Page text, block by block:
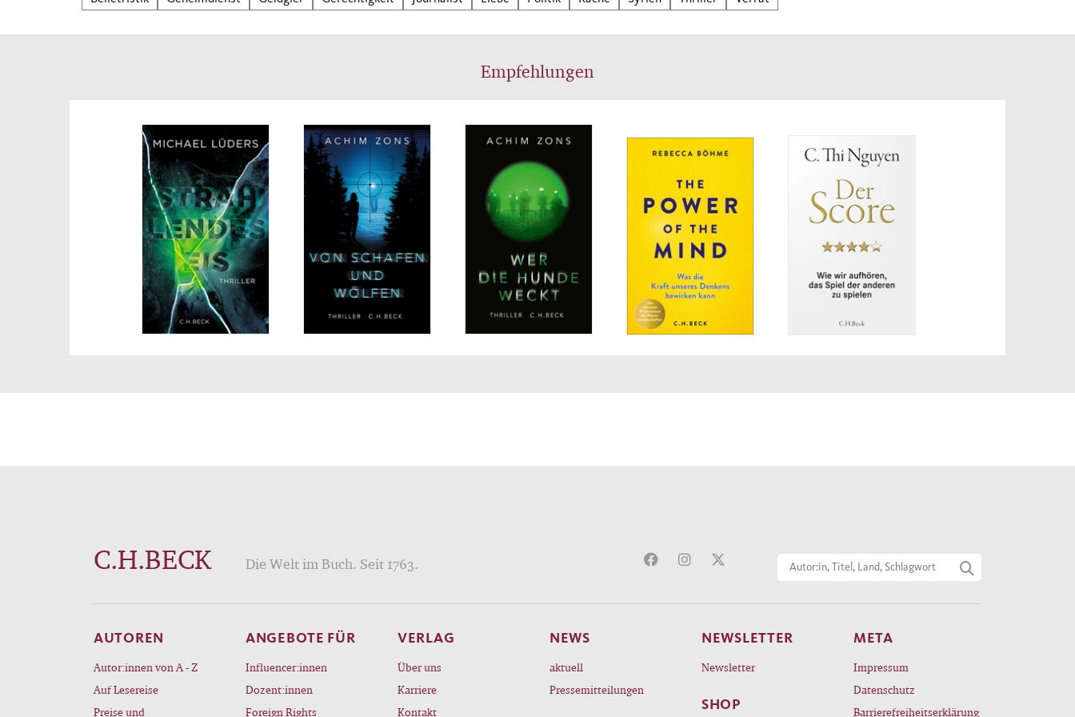
ein anderes Kalkül? Während zwischen Jakubowicz und
diesmal in der Schweiz ...
Schweiz: Achim Zons erzählt mitreißend von Rache und
Gerechtigkeit, Geldgier und Verrat. Und von der Liebe in
kriegerischen Zeiten.
Empfehlungen
C.H.BECK Die Welt im Buch. Seit 1763.
AUTOREN
Autor:innen von A - Z
Auf Lesereise
Preise und
ANGEBOTE FÜR
Influencer:innen
Dozent:innen
Foreign Rights
VERLAG
Über uns
Karriere
Kontakt
NEWS
aktuell
Pressemitteilungen
NEWSLETTER
Newsletter
SHOP
META
Impressum
Datenschutz
Barrierefreiheitserklärung